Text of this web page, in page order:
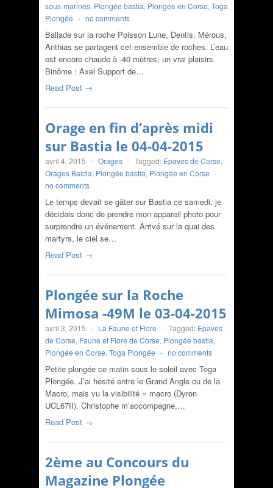
sous-marines, Plongée bastia, Plongée en Corse, Toga
Plongée - no comments
Ballade sur la roche Poisson Lune, Dentis, Mérous,
Anthias se partagent cet ensemble de roches. L’eau
est encore chaude à -40 mètres, un vrai plaisirs.
Binôme : Axel Support de…
Read Post →
Orage en fin d’après midi
sur Bastia le 04-04-2015
avril 4, 2015 - Orages - Tagged: Epaves de Corse,
Orages Bastia, Plongée bastia, Plongée en Corse -
no comments
Le temps devait se gâter sur Bastia ce samedi, je
décidais donc de prendre mon appareil photo pour
surprendre un événement. Arrivé sur la quai des
martyrs, le ciel se…
Read Post →
Plongée sur la Roche
Mimosa -49M le 03-04-2015
avril 3, 2015 - La Faune et Flore - Tagged: Epaves
de Corse, Faune et Flore de Corse, Plongée bastia,
Plongée en Corse, Toga Plongée - no comments
Petite plongée ce matin sous le soleil avec Toga
Plongée. J’ai hésité entre le Grand Angle ou de la
Macro, mais vu la visibilité = macro (Dyron
UCL67II). Christophe m’accompagne,…
Read Post →
2ème au Concours du
Magazine Plongée